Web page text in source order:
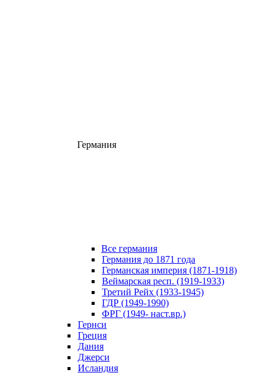
Германия
Все германия
Германия до 1871 года
Германская империя (1871-1918)
Веймарская респ. (1919-1933)
Третий Рейх (1933-1945)
ГДР (1949-1990)
ФРГ (1949- наст.вр.)
Гернси
Греция
Дания
Джерси
Исландия